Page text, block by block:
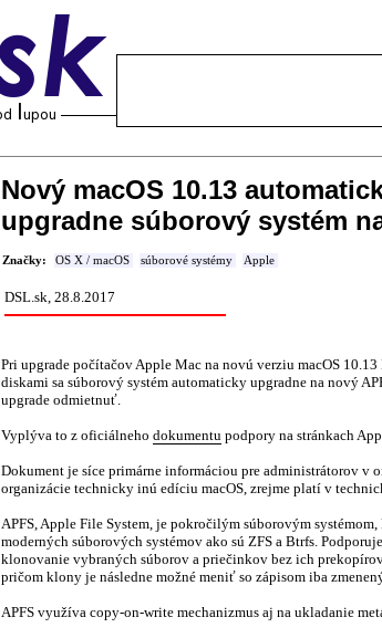
Nový macOS 10.13
upgradne súborový systém
Značky: OS X / macOS súborové systémy Apple
DSL.sk, 28.8.2017
Pri upgrade počítačov Apple Mac na novú verziu macOS
diskami sa súborový systém automaticky upgradne na nový
upgrade odmietnuť.
Vyplýva to z oficiálneho dokumentu podpory na stránkach
Dokument je síce primárne informáciou pre administrátorov v
organizácie technicky inú edíciu macOS, zrejme platí v
APFS, Apple File System, je pokročilým súborovým
moderných súborových systémov ako sú ZFS a Btrfs.
klonovanie vybraných súborov a priečinkov bez ich
pričom klony je následne možné meniť so zápisom iba
APFS využíva copy-on-write mechanizmus aj na ukladanie